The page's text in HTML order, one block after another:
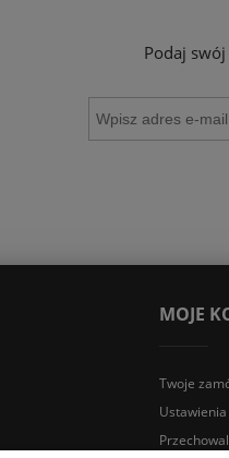
Podaj
MOJE
Twoje